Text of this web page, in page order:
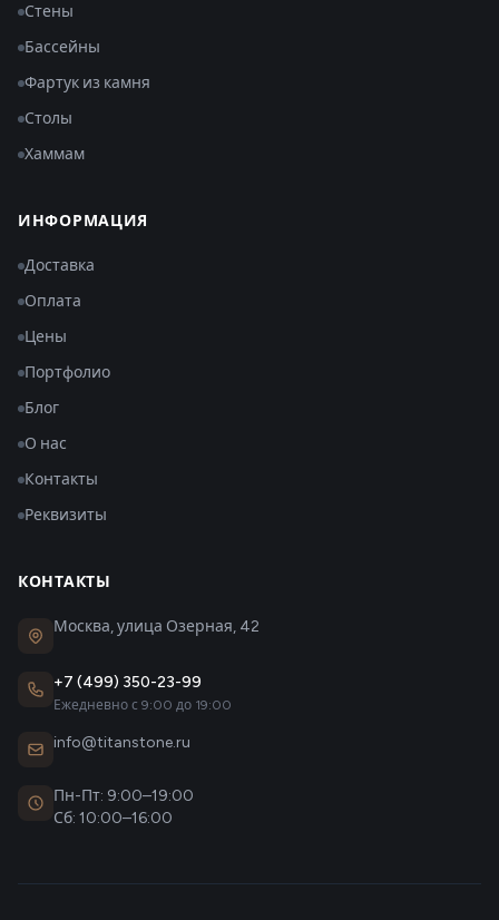
Стены
Бассейны
Фартук из камня
Столы
Хаммам
ИНФОРМАЦИЯ
Доставка
Оплата
Цены
Портфолио
Блог
О нас
Контакты
Реквизиты
КОНТАКТЫ
Москва, улица Озерная, 42
+7 (499) 350-23-99
Ежедневно с 9:00 до 19:00
info@titanstone.ru
Пн-Пт: 9:00–19:00
Сб: 10:00–16:00